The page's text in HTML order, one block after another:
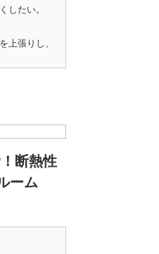
したい。
上張りし、
断熱性
ーム